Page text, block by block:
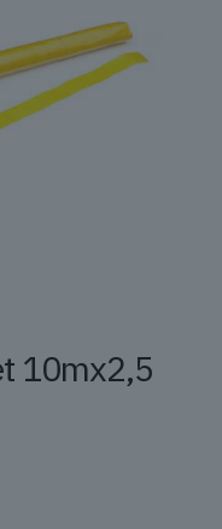
10mx2,5